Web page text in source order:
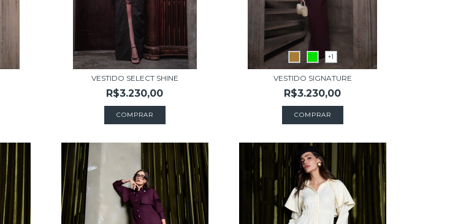
VESTIDO SELECT SHINE
R$3.230,00
COMPRAR
+1
VESTIDO SIGNATURE
R$3.230,00
COMPRAR